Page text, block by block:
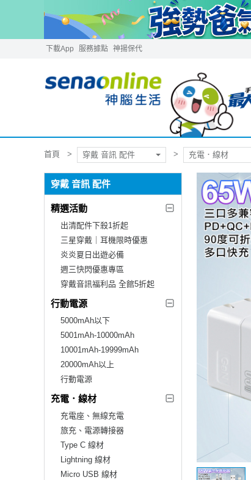
下載App 服務據點 神揚保代
首頁 穿戴 音訊 配件 充電．線材
穿戴 音訊 配件
精選活動
出清配件下殺1折起
三星穿戴｜耳機限時優惠
炎炎夏日出遊必備
週三快閃優惠專區
穿戴音訊福利品 全館5折起
行動電源
5000mAh以下
5001mAh-10000mAh
10001mAh-19999mAh
20000mAh以上
行動電源
充電．線材
充電座、無線充電
旅充、電源轉接器
Type C 線材
Lightning 線材
Micro USB 線材